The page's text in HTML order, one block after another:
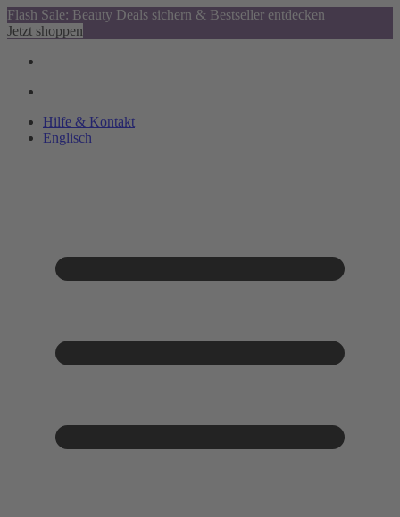
Flash Sale: Beauty Deals sichern & Bestseller entdecken
Jetzt shoppen
Hilfe & Kontakt
Englisch